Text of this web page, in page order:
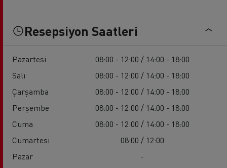
Resepsiyon Saatleri
Pazartesi
08:00 - 12:00 / 14:00 - 18:00
Salı
08:00 - 12:00 / 14:00 - 18:00
Çarşamba
08:00 - 12:00 / 14:00 - 18:00
Perşembe
08:00 - 12:00 / 14:00 - 18:00
Cuma
08:00 - 12:00 / 14:00 - 18:00
Cumartesi
08:00 / 12:00
Pazar
-